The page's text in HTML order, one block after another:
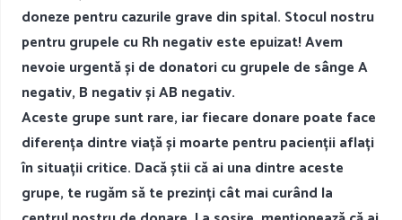
doneze pentru cazurile grave din spital. Stocul nostru
pentru grupele cu Rh negativ este epuizat! Avem
nevoie urgentă și de donatori cu grupele de sânge A
negativ, B negativ și AB negativ.
Aceste grupe sunt rare, iar fiecare donare poate face
diferența dintre viață și moarte pentru pacienții aflați
în situații critice. Dacă știi că ai una dintre aceste
grupe, te rugăm să te prezinți cât mai curând la